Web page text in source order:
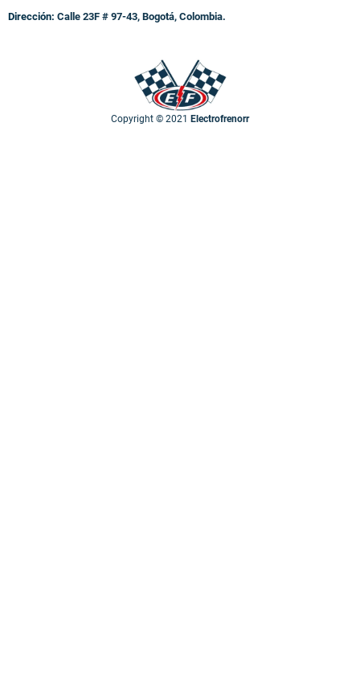
Dirección: Calle 23F # 97-43, Bogotá, Colombia.
Copyright © 2021 Electrofrenorr